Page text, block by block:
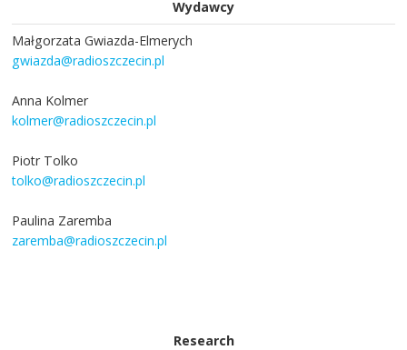
Wydawcy
Małgorzata Gwiazda-Elmerych
gwiazda@radioszczecin.pl
Anna Kolmer
kolmer@radioszczecin.pl
Piotr Tolko
tolko@radioszczecin.pl
Paulina Zaremba
zaremba@radioszczecin.pl
Research